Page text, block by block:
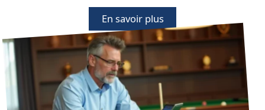
En savoir plus